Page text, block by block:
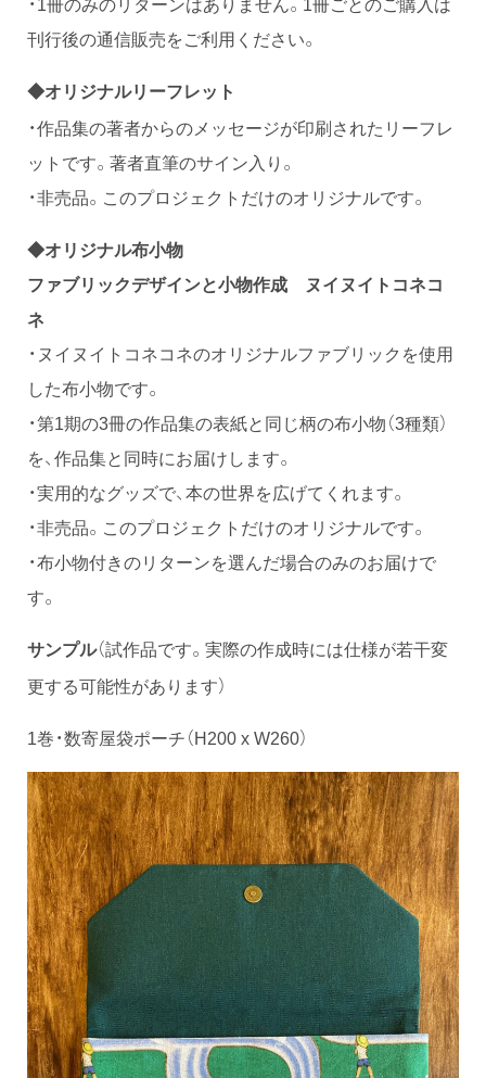
刊行後の通信販売をご利用ください。
◆オリジナルリーフレット
・作品集の著者からのメッセージが印刷されたリーフレ
ットです。著者直筆のサイン入り。
・非売品。このプロジェクトだけのオリジナルです。
◆オリジナル布小物
ファブリックデザインと小物作成 ヌイヌイトコネコ
ネ
・ヌイヌイトコネコネのオリジナルファブリックを使用
した布小物です。
・第1期の3冊の作品集の表紙と同じ柄の布小物（3種類）
を、作品集と同時にお届けします。
・実用的なグッズで、本の世界を広げてくれます。
・非売品。このプロジェクトだけのオリジナルです。
・布小物付きのリターンを選んだ場合のみのお届けで
す。
サンプル（試作品です。実際の作成時には仕様が若干変
更する可能性があります）
1巻・数寄屋袋ポーチ（H200 x W260）